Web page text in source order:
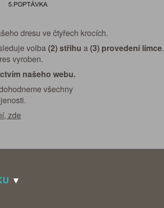
dresu ve čtyřech krocích.
volba(2) střihu a(3) provedení límce.
vyroben.
našeho webu.
všechny
zde
▼